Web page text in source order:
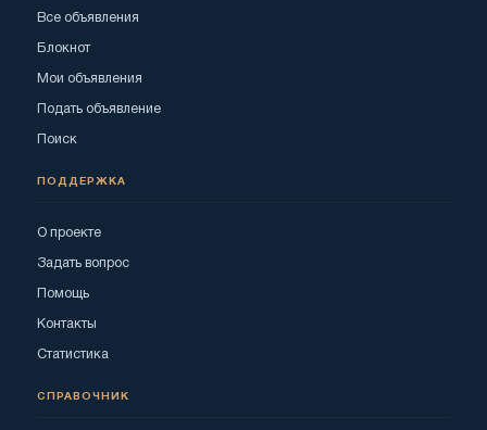
Все объявления
Блокнот
Мои объявления
Подать объявление
Поиск
ПОДДЕРЖКА
О проекте
Задать вопрос
Помощь
Контакты
Статистика
СПРАВОЧНИК